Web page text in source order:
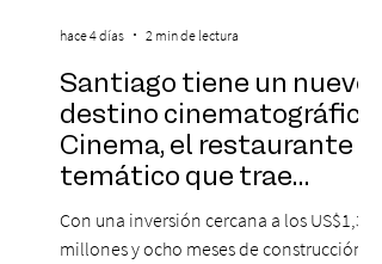
Santiago tiene un nuevo
destino cinematográfico:
Cinema, el restaurante
temático que trae
Hollywood a Chile
Con una inversión cercana a los US$1,3
millones y ocho meses de construcción,
hace 4 días 2 min de lectura